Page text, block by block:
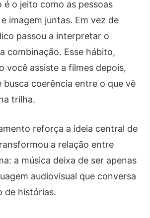
é o jeito como as pessoas
imagem juntas. Em vez de
passou a interpretar o
combinação. Esse hábito,
você assiste a filmes depois,
busca coerência entre o que vê
trilha.
reforça a ideia central de
a relação entre
a música deixa de ser apenas
audiovisual que conversa
de histórias.